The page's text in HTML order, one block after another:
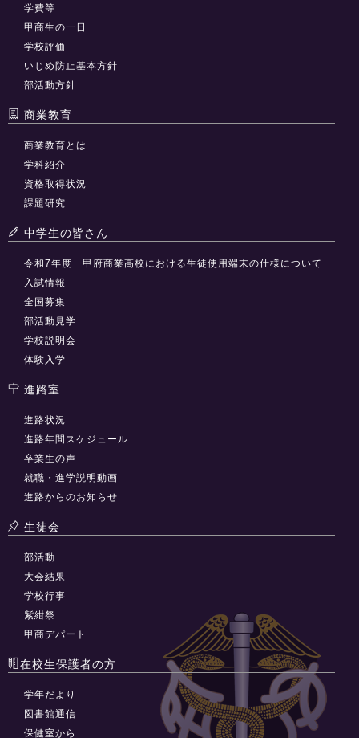
学費等
甲商生の一日
学校評価
いじめ防止基本方針
部活動方針
商業教育
商業教育とは
学科紹介
資格取得状況
課題研究
中学生の皆さん
令和7年度 甲府商業高校における生徒使用端末の仕様について
入試情報
全国募集
部活動見学
学校説明会
体験入学
進路室
進路状況
進路年間スケジュール
卒業生の声
就職・進学説明動画
進路からのお知らせ
生徒会
部活動
大会結果
学校行事
紫紺祭
甲商デパート
在校生保護者の方
学年だより
図書館通信
保健室から